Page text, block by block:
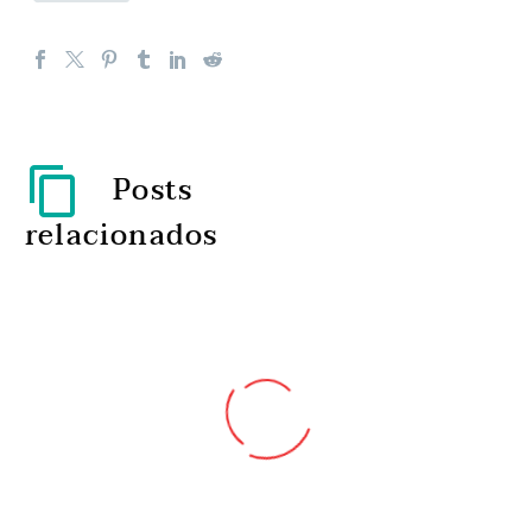
Posts
relacionados